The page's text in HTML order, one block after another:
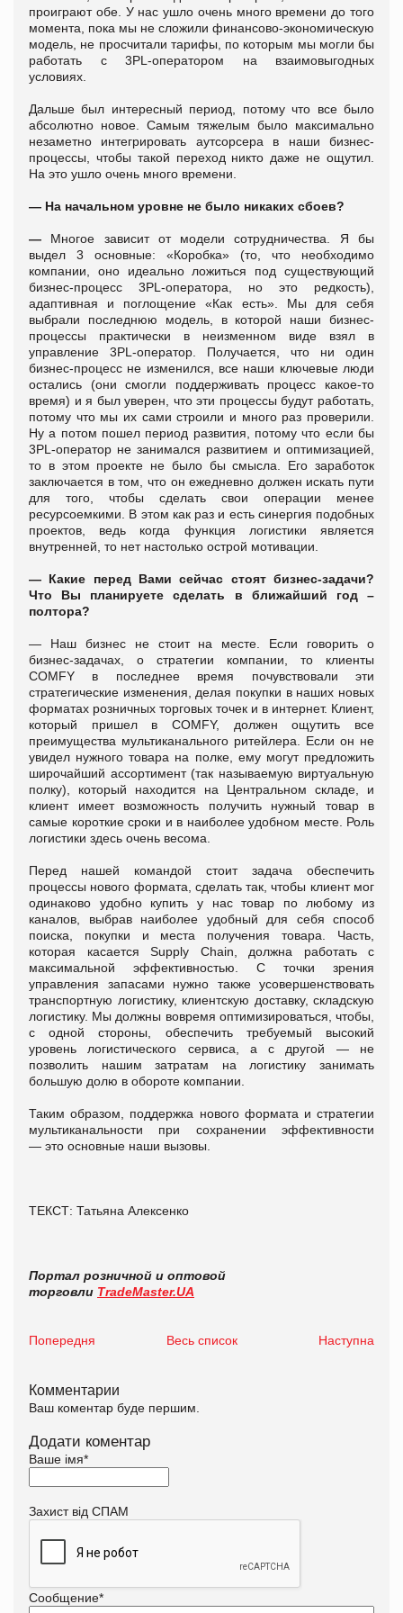
проиграют обе. У нас ушло очень много времени до того
момента, пока мы не сложили финансово-экономическую
модель, не просчитали тарифы, по которым мы могли бы
работать с 3PL-оператором на взаимовыгодных
условиях.
Дальше был интересный период, потому что все было
абсолютно новое. Самым тяжелым было максимально
незаметно интегрировать аутсорсера в наши бизнес-
процессы, чтобы такой переход никто даже не ощутил.
На это ушло очень много времени.
— На начальном уровне не было никаких сбоев?
—
Многое зависит от модели сотрудничества. Я бы
выдел 3 основные: «Коробка» (то, что необходимо
компании, оно идеально ложиться под существующий
бизнес-процесс 3PL-оператора, но это редкость),
адаптивная и поглощение «Как есть». Мы для себя
выбрали последнюю модель, в которой наши бизнес-
процессы практически в неизменном виде взял в
управление 3PL-оператор. Получается, что ни один
бизнес-процесс не изменился, все наши ключевые люди
остались (они смогли поддерживать процесс какое-то
время) и я был уверен, что эти процессы будут работать,
потому что мы их сами строили и много раз проверили.
Ну а потом пошел период развития, потому что если бы
3PL-оператор не занимался развитием и оптимизацией,
то в этом проекте не было бы смысла. Его заработок
заключается в том, что он ежедневно должен искать пути
для того, чтобы сделать свои операции менее
ресурсоемкими. В этом как раз и есть синергия подобных
проектов, ведь когда функция логистики является
внутренней, то нет настолько острой мотивации.
— Какие перед Вами сейчас стоят бизнес-задачи?
Что Вы планируете сделать в ближайший год –
полтора?
— Наш бизнес не стоит на месте. Если говорить о
бизнес-задачах, о стратегии компании, то клиенты
COMFY в последнее время почувствовали эти
стратегические изменения, делая покупки в наших новых
форматах розничных торговых точек и в интернет. Клиент,
который пришел в COMFY, должен ощутить все
преимущества мультиканального ритейлера. Если он не
увидел нужного товара на полке, ему могут предложить
широчайший ассортимент (так называемую виртуальную
полку), который находится на Центральном складе, и
клиент имеет возможность получить нужный товар в
самые короткие сроки и в наиболее удобном месте. Роль
логистики здесь очень весома.
Перед нашей командой стоит задача обеспечить
процессы нового формата, сделать так, чтобы клиент мог
одинаково удобно купить у нас товар по любому из
каналов, выбрав наиболее удобный для себя способ
поиска, покупки и места получения товара. Часть,
которая касается Supply Сhain, должна работать с
максимальной эффективностью. С точки зрения
управления запасами нужно также усовершенствовать
транспортную логистику, клиентскую доставку, складскую
логистику. Мы должны вовремя оптимизироваться, чтобы,
с одной стороны, обеспечить требуемый высокий
уровень логистического сервиса, а с другой —не
позволить нашим затратам на логистику занимать
большую долю в обороте компании.
Таким образом, поддержка нового формата и стратегии
мультиканальности при сохранении эффективности
— это основные наши вызовы.
ТЕКСТ: Татьяна Алексенко
Портал розничной и оптовой
торговли TradeMaster.UA
Попередня Весь список Наступна
Комментарии
Ваш коментар буде першим.
Додати коментар
Ваше імя*
Захист від СПАМ
Сообщение*